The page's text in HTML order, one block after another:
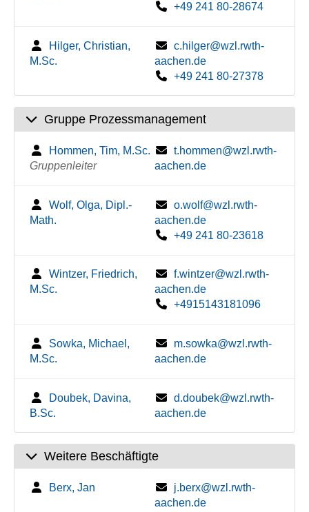
+49 241 80-28674
Hilger, Christian,
M.Sc.
c.hilger@wzl.rwth-
aachen.de
+49 241 80-27378
Gruppe Prozessmanagement
Hommen, Tim, M.Sc.
Gruppenleiter
t.hommen@wzl.rwth-
aachen.de
Wolf, Olga, Dipl.-
Math.
o.wolf@wzl.rwth-
aachen.de
+49 241 80-23618
Wintzer, Friedrich,
M.Sc.
f.wintzer@wzl.rwth-
aachen.de
+4915143181096
Sowka, Michael,
M.Sc.
m.sowka@wzl.rwth-
aachen.de
Doubek, Davina,
B.Sc.
d.doubek@wzl.rwth-
aachen.de
Weitere Beschäftigte
Berx, Jan
j.berx@wzl.rwth-
aachen.de